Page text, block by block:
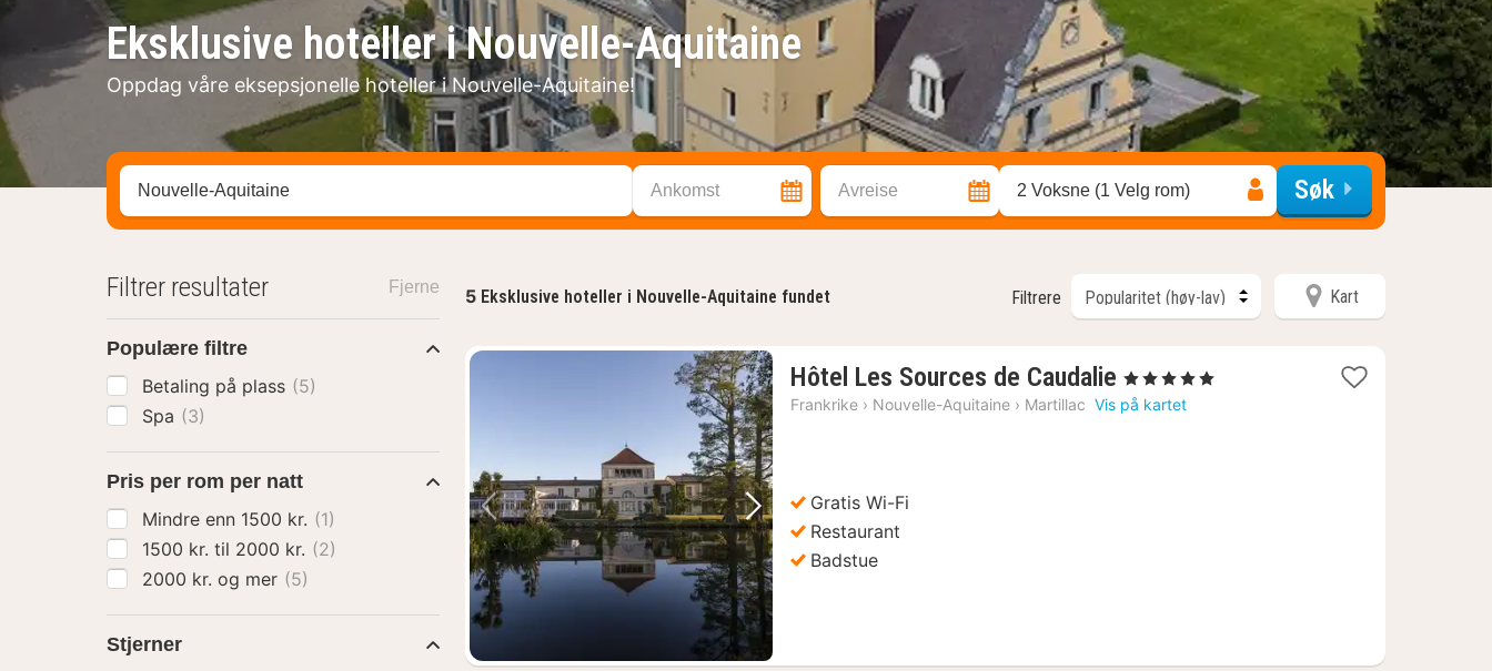
Eksklusive hoteller i Nouvelle-Aquitaine
Oppdag våre eksepsjonelle hoteller i Nouvelle-Aquitaine!
Søk hotell, region eller by Ankomst Avreise 2 Voksne (1 Velg rom) Søk
5 Eksklusive hoteller i Nouvelle-Aquitaine fundet Filtrere Kart
Forrige bilde Neste bilde
Hôtel Les Sources de Caudalie 1
natt
, 5 Stjerner
Frankrike › Nouvelle-Aquitaine › Martillac Vis på kartet
Gratis Wi-Fi
Restaurant
Badstue
Filtrer resultater Fjerne
Populære filtre
Betaling på plass (5)
Spa (3)
Pris per rom per natt
Mindre enn 1500 kr. (1)
1500 kr. til 2000 kr. (2)
2000 kr. og mer (5)
Stjerner